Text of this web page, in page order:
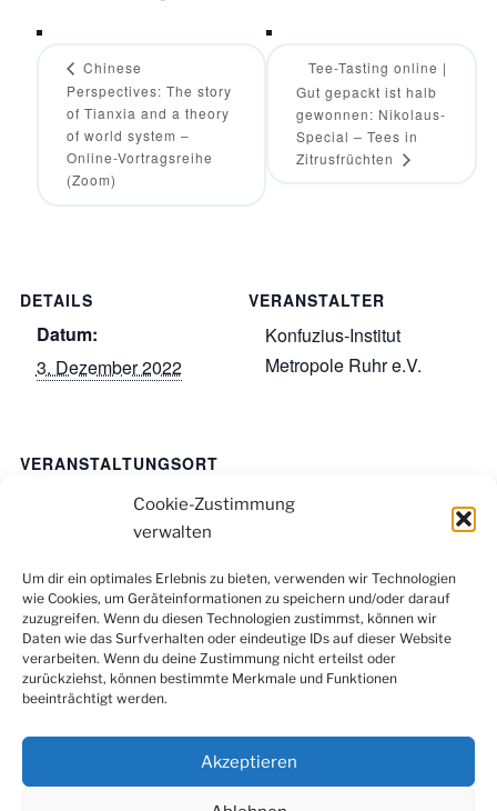
Cookie-Zustimmung
verwalten
Um dir ein optimales Erlebnis zu bieten, verwenden wir Technologien
wie Cookies, um Geräteinformationen zu speichern und/oder darauf
zuzugreifen. Wenn du diesen Technologien zustimmst, können wir
Daten wie das Surfverhalten oder eindeutige IDs auf dieser Website
verarbeiten. Wenn du deine Zustimmung nicht erteilst oder
zurückziehst, können bestimmte Merkmale und Funktionen
beeinträchtigt werden.
Akzeptieren
DETAILS
Datum:
3. Dezember 2022
VERANSTALTER
Konfuzius-Institut
Metropole Ruhr e.V.
VERANSTALTUNGSORT
In Präsenz in Duisburg – genauer Veranstaltungsort
wird individuell per E-Mail bekannt gegeben.
Chinese
Perspectives: The story
of Tianxia and a theory
of world system –
Online-Vortragsreihe
(Zoom)
Tee-Tasting online |
Gut gepackt ist halb
gewonnen: Nikolaus-
Special – Tees in
Zitrusfrüchten
Facebook Instagram LinkedIn
YouTube
Newsletter
Richtlinie (EU)